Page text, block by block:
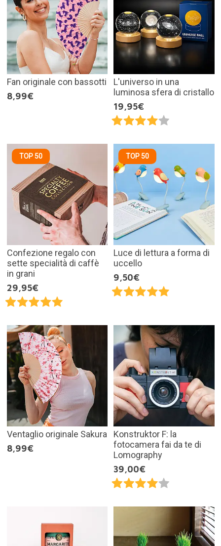
Fan originale con bassotti
8,99€
L'universo in una
luminosa sfera di cristallo
19,95€
TOP 50
Confezione regalo con
sette specialità di caffè
in grani
29,95€
TOP 50
Luce di lettura a forma di
uccello
9,50€
Ventaglio originale Sakura
8,99€
Konstruktor F: la
fotocamera fai da te di
Lomography
39,00€